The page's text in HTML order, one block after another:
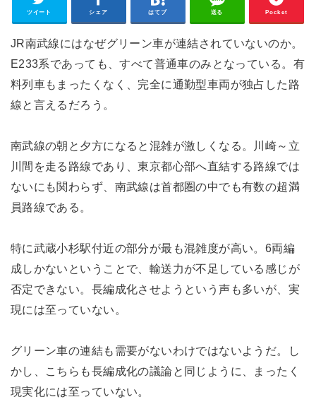
ツイート シェア はてブ 送る Pocket
JR南武線にはなぜグリーン車が連結されていないのか。
E233系であっても、すべて普通車のみとなっている。有
料列車もまったくなく、完全に通勤型車両が独占した路
線と言えるだろう。
南武線の朝と夕方になると混雑が激しくなる。川崎～立
川間を走る路線であり、東京都心部へ直結する路線では
ないにも関わらず、南武線は首都圏の中でも有数の超満
員路線である。
特に武蔵小杉駅付近の部分が最も混雑度が高い。6両編
成しかないということで、輸送力が不足している感じが
否定できない。長編成化させようという声も多いが、実
現には至っていない。
グリーン車の連結も需要がないわけではないようだ。し
かし、こちらも長編成化の議論と同じように、まったく
現実化には至っていない。